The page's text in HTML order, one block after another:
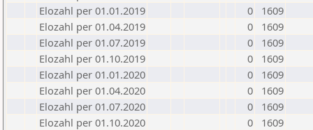
Elozahl per 01.01.2019
0
1609
Elozahl per 01.04.2019
0
1609
Elozahl per 01.07.2019
0
1609
Elozahl per 01.10.2019
0
1609
Elozahl per 01.01.2020
0
1609
Elozahl per 01.04.2020
0
1609
Elozahl per 01.07.2020
0
1609
Elozahl per 01.10.2020
0
1609